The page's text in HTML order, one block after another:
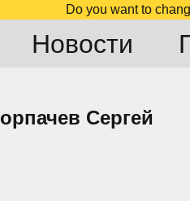
Do you want to
Новости
Сергей